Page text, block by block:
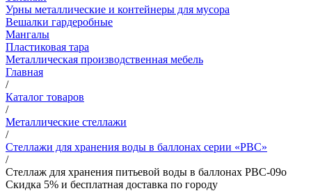
Урны металлические и контейнеры для мусора
Вешалки гардеробные
Мангалы
Пластиковая тара
Металлическая производственная мебель
Главная
/
Каталог товаров
/
Металлические стеллажи
/
Стеллажи для хранения воды в баллонах серии «РВС»
/
Стеллаж для хранения питьевой воды в баллонах РВС-09o
Скидка 5% и бесплатная доставка по городу